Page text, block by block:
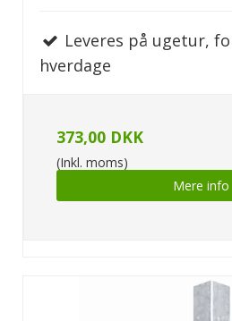
Leveres på ugetur,
hverdage
373,00 DKK
(Inkl. moms)
Mere info